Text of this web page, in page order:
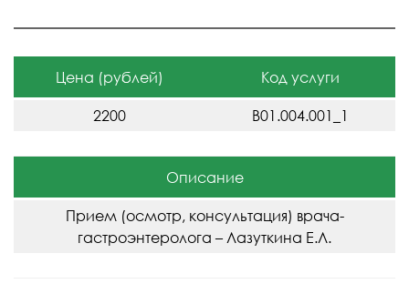
Цена (рублей) Код услуги
2200 В01.004.001_1
Описание
Прием (осмотр, консультация) врача-
гастроэнтеролога – Лазуткина Е.Л.